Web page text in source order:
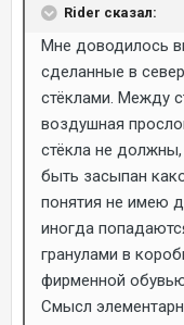
Rider сказал:
Мне доводилось
сделанные в
стёклами. Между
воздушная
стёкла не
быть засыпан
понятия не имею
иногда
гранулами в
фирменной
Смысл